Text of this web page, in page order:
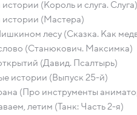
(Король и слуга. Слуга)
истории (Мастера)
лесу (Сказка. Как
(Станюкович. Максимка)
(Давид. Псалтырь)
истории (Выпуск 25-й)
(Про инструменты
летим (Танк: Часть 2-я)